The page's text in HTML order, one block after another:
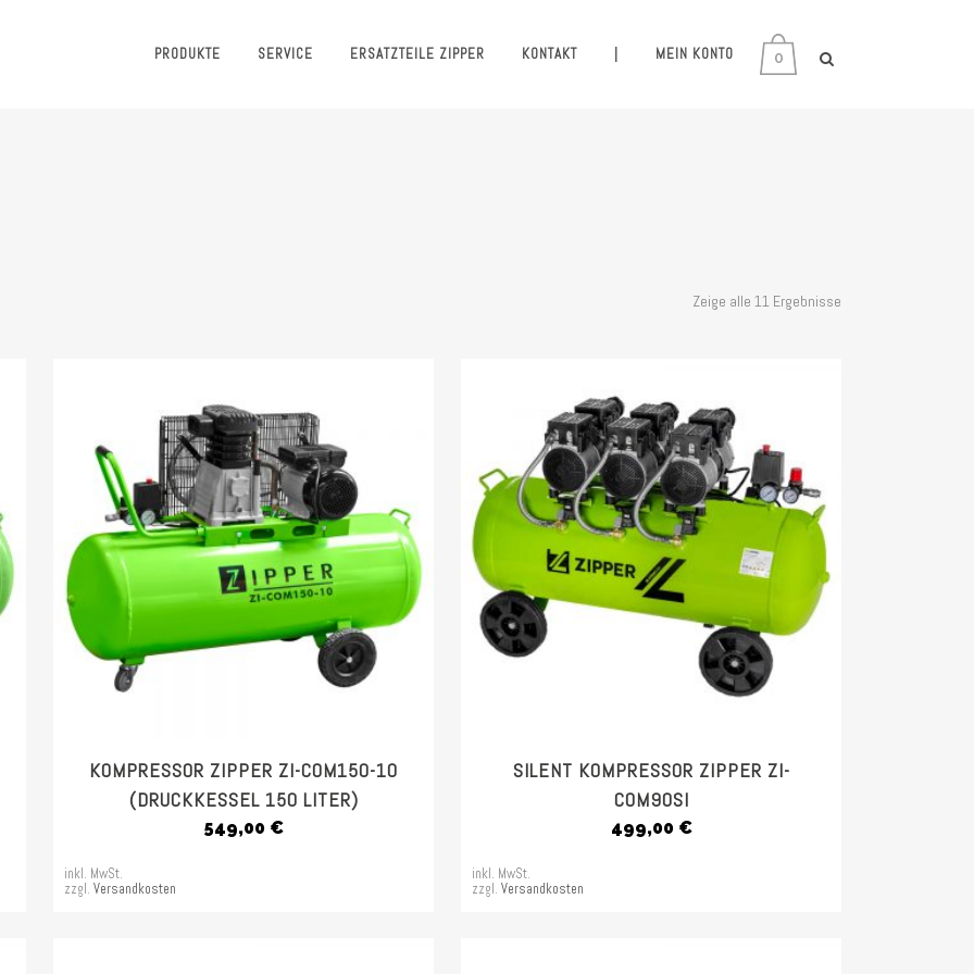
0
PRODUKTE SERVICE ERSATZTEILE ZIPPER KONTAKT MEIN KONTO
Zeige alle 11 Ergebnisse
KOMPRESSOR ZIPPER ZI-COM150-10
(DRUCKKESSEL 150 LITER)
549,00 €
inkl. MwSt.
zzgl. Versandkosten
SILENT KOMPRESSOR ZIPPER ZI-
COM90SI
499,00 €
inkl. MwSt.
zzgl. Versandkosten